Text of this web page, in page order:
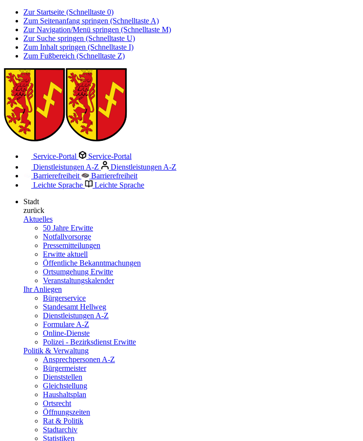
Zur Startseite (Schnelltaste 0)
Zum Seitenanfang springen (Schnelltaste A)
Zur Navigation/Menü springen (Schnelltaste M)
Zur Suche springen (Schnelltaste U)
Zum Inhalt springen (Schnelltaste I)
Zum Fußbereich (Schnelltaste Z)
Service-Portal
Service-Portal
Dienstleistungen A-Z
Dienstleistungen A-Z
Barrierefreiheit
Barrierefreiheit
Leichte Sprache
Leichte Sprache
Stadt
zurück
Aktuelles
50 Jahre Erwitte
Notfallvorsorge
Pressemitteilungen
Erwitte aktuell
Öffentliche Bekanntmachungen
Ortsumgehung Erwitte
Veranstaltungskalender
Ihr Anliegen
Bürgerservice
Standesamt Hellweg
Dienstleistungen A-Z
Formulare A-Z
Online-Dienste
Polizei - Bezirksdienst Erwitte
Politik & Verwaltung
Ansprechpersonen A-Z
Bürgermeister
Dienststellen
Gleichstellung
Haushaltsplan
Ortsrecht
Öffnungszeiten
Rat & Politik
Stadtarchiv
Statistiken